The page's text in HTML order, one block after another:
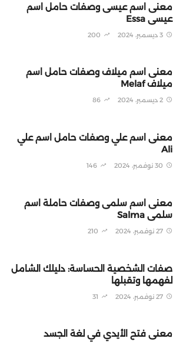
معنى اسم عيسى وصفات حامل اسم
عيسى Essa
3 ديسمبر، 2024 200
معنى اسم ميلاف وصفات حامل اسم
ميلاف Melaf
2 ديسمبر، 2024 86
معنى اسم علي وصفات حامل اسم علي
Ali
30 نوفمبر، 2024 146
معنى اسم سلمى وصفات حاملة اسم
سلمى Salma
27 نوفمبر، 2024 210
صفات الشخصية الحساسة: دليلك الشامل
لفهمها وتقبلها
27 نوفمبر، 2024 31
معنى فتح الأيدي في لغة الجسد